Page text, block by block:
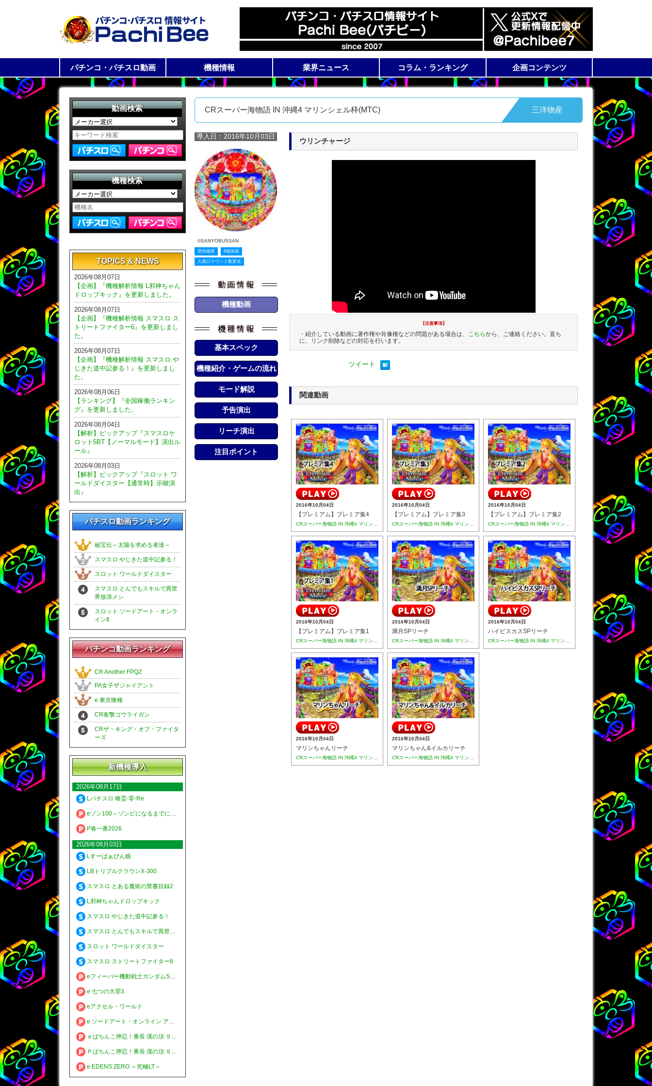
パチンコ・パチスロ動画
パチスロ動画一覧
パチンコ動画一覧
機種情報
パチスロ機種一覧
パチンコ機種一覧
業界ニュース
展示会ニュース
新機種導入日
コラム・ランキング
コラム
動画アクセスランキング
全国稼働ランキング
企画コンテンツ
機種解析情報
WEB 漫画
動画検索
機種検索
TOPICS & NEWS
2026年08月07日
【企画】『機種解析情報 L邪神ちゃん
ドロップキック』を更新しました。
2026年08月07日
【企画】『機種解析情報 スマスロ ス
トリートファイター6』を更新しまし
た。
2026年08月07日
【企画】『機種解析情報 スマスロ や
じきた道中記参る！』を更新しまし
た。
2026年08月06日
【ランキング】『全国稼働ランキン
グ』を更新しました。
2026年08月04日
【解析】ピックアップ『スマスロケ
ロット5BT【ノーマルモード】演出ル
ール』
2026年08月03日
【解析】ピックアップ『スロット ワ
ールドダイスター【通常時】示唆演
出』
パチスロ動画ランキング
秘宝伝～太陽を求める者達～
スマスロ やじきた道中記参る！
スロット ワールドダイスター
スマスロ とんでもスキルで異世
界放浪メシ
スロット ソードアート・オンラ
インⅡ
パチンコ動画ランキング
CR Another FPQZ
PA女子ザジャイアント
e 東京喰種
CR衝撃ゴウライガン
CRザ・キング・オブ・ファイタ
ーズ
新機種導入
2026年08月17日
Lパチスロ 喰霊-零-Re
eゾン100～ゾンビになるまでにしたい100のこと～
P春一番2026
2026年08月03日
Lすーぱぁびん娘
LBトリプルクラウンX-300
スマスロ とある魔術の禁書目録2
L邪神ちゃんドロップキック
スマスロ やじきた道中記参る！
スマスロ とんでもスキルで異世界放浪メシ
スロット ワールドダイスター
スマスロ ストリートファイター6
eフィーバー機動戦士ガンダムSEED クライマックス
e 七つの大罪3
eアクセル・ワールド
e ソードアート・オンライン アリシゼーション 夜空
ｅぱちんこ押忍！番長 漢の頂 ９９ver.
Ｐぱちんこ押忍！番長 漢の頂 ９９ver.
e EDENS ZERO ～究極LT～
CRスーパー海物語 IN 沖縄4 マリンシェル枠(MTC) 三洋物産
導入日：2016年10月03日
©SANYOBUSSAN
突然確変 8個保留
入賞口ラウンド数変化
機種動画
基本スペック
機種紹介・ゲームの流れ
モード解説
予告演出
リーチ演出
注目ポイント
ウリンチャージ
【注意事項】
・紹介している動画に著作権や肖像権などの問題がある場合は、 こちらから、ご連絡ください。直ち
に、リンク削除などの対応を行います。
ツイート
関連動画
2016年10月04日
【プレミアム】プレミア集4
2016年10月04日
【プレミアム】プレミア集3
2016年10月04日
【プレミアム】プレミア集2
2016年10月04日
【プレミアム】プレミア集1
2016年10月04日
満月SPリーチ
2016年10月04日
ハイビスカスSPリーチ
2016年10月04日
マリンちゃんリーチ
2016年10月04日
マリンちゃん&イルカリーチ